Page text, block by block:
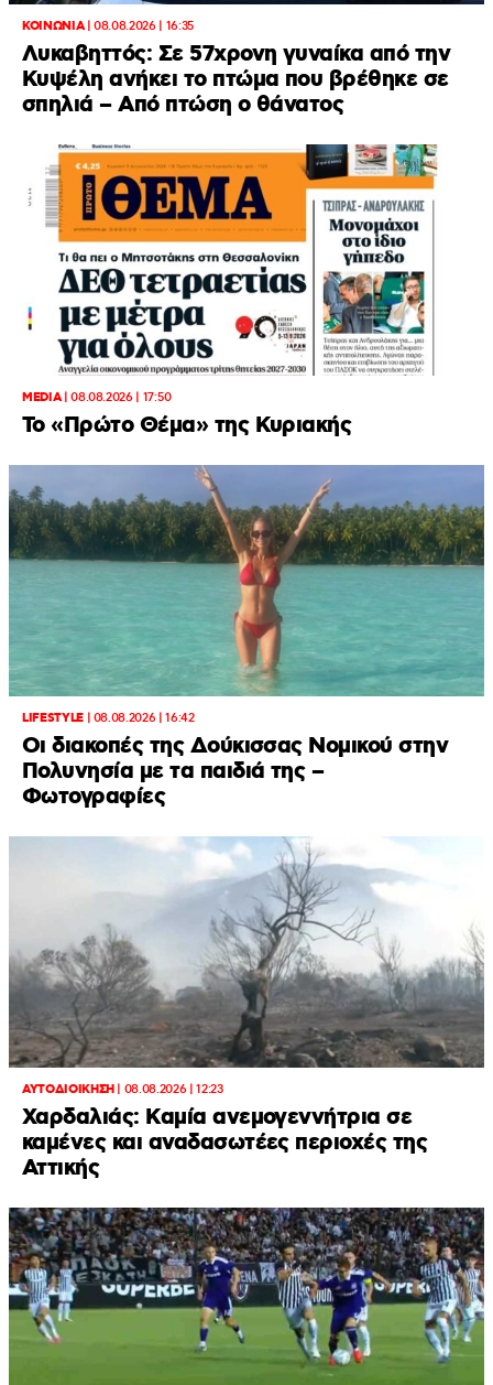
ΚΟΙΝΩΝΙΑ|08.08.2026 | 16:35
Λυκαβηττός: Σε 57χρονη γυναίκα από την
Κυψέλη ανήκει το πτώμα που βρέθηκε σε
σπηλιά – Από πτώση ο θάνατος
MEDIA|08.08.2026 | 17:50
Το «Πρώτο Θέμα» της Κυριακής
LIFESTYLE| 08.08.2026 | 16:42
Οι διακοπές της Δούκισσας Νομικού στην
Πολυνησία με τα παιδιά της –
Φωτογραφίες
ΑΥΤΟΔΙΟΙΚΗΣΗ| 08.08.2026 | 12:23
Χαρδαλιάς: Καμία ανεμογεννήτρια σε
καμένες και αναδασωτέες περιοχές της
Αττικής